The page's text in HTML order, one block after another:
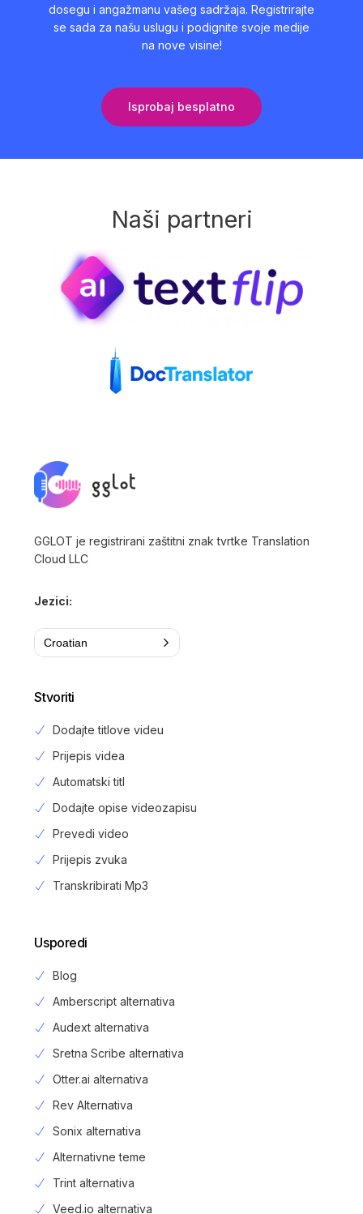
dosegu i angažmanu vašeg sadržaja. Registrirajte
se sada za našu uslugu i podignite svoje medije
na nove visine!
Isprobaj besplatno
Naši partneri
GGLOT je registrirani zaštitni znak tvrtke Translation
Cloud LLC
Jezici:
Croatian
Stvoriti
Dodajte titlove videu
Prijepis videa
Automatski titl
Dodajte opise videozapisu
Prevedi video
Prijepis zvuka
Transkribirati Mp3
Usporedi
Blog
Amberscript alternativa
Audext alternativa
Sretna Scribe alternativa
Otter.ai alternativa
Rev Alternativa
Sonix alternativa
Alternativne teme
Trint alternativa
Veed.io alternativa